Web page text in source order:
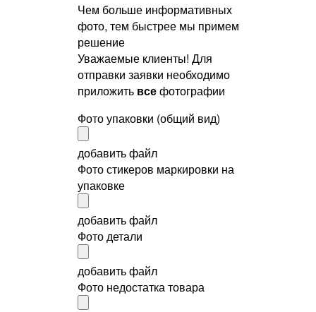
Чем больше информативных
фото, тем быстрее мы примем
решение
Уважаемые клиенты! Для
отправки заявки необходимо
приложить всефотографии
Фото упаковки (общий вид)
добавить файл
Фото стикеров маркировки на
упаковке
добавить файл
Фото детали
добавить файл
Фото недостатка товара